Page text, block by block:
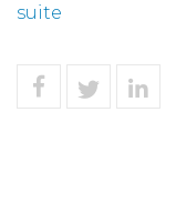
suite